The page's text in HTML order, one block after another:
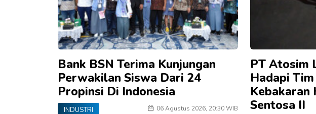
Bank BSN Terima Kunjungan
Perwakilan Siswa Dari 24
Propinsi Di Indonesia
INDUSTRI 06 Agustus 2026, 20:30 WIB
PT Atosim
Hadapi
Kebakaran
Sentosa II